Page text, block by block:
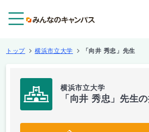
トップ 横浜市立大学 「向井 秀忠」先生
横浜市立大学
「向井 秀忠」先生